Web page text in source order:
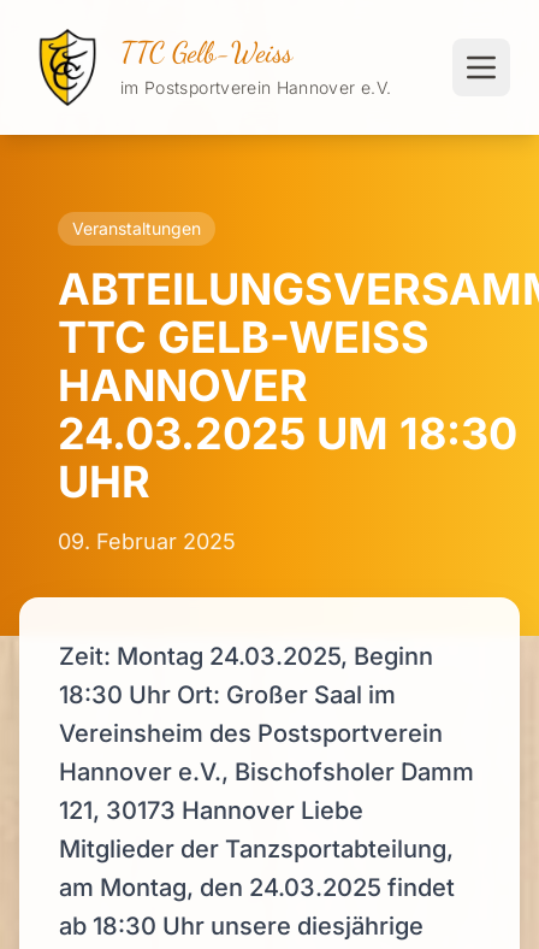
TTC Gelb-Weiss
im Postsportverein Hannover e.V.
Veranstaltungen
TTC GELB-WEISS
HANNOVER
24.03.2025 UM 18:30
UHR
09. Februar 2025
Zeit: Montag 24.03.2025, Beginn
18:30 Uhr Ort: Großer Saal im
Vereinsheim des Postsportverein
Hannover e.V., Bischofsholer Damm
121, 30173 Hannover Liebe
Mitglieder der Tanzsportabteilung,
am Montag, den 24.03.2025 findet
ab 18:30 Uhr unsere diesjährige